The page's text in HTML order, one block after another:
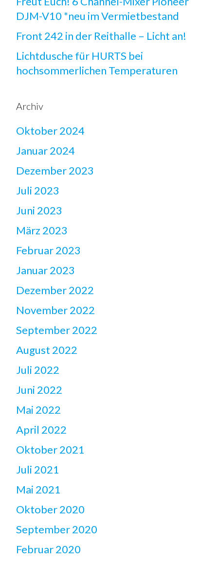
DJM-V10 *neu im Vermietbestand
Front 242 in der Reithalle – Licht an!
Lichtdusche für HURTS bei
hochsommerlichen Temperaturen
Archiv
Oktober 2024
Januar 2024
Dezember 2023
Juli 2023
Juni 2023
März 2023
Februar 2023
Januar 2023
Dezember 2022
November 2022
September 2022
August 2022
Juli 2022
Juni 2022
Mai 2022
April 2022
Oktober 2021
Juli 2021
Mai 2021
Oktober 2020
September 2020
Februar 2020